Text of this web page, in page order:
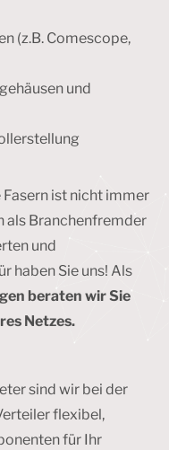
(z.B. Comescope,
und
ist nicht immer
als Branchenfremder
und
haben Sie uns! Als
beraten wir Sie
Netzes.
sind wir bei der
flexibel,
für Ihr